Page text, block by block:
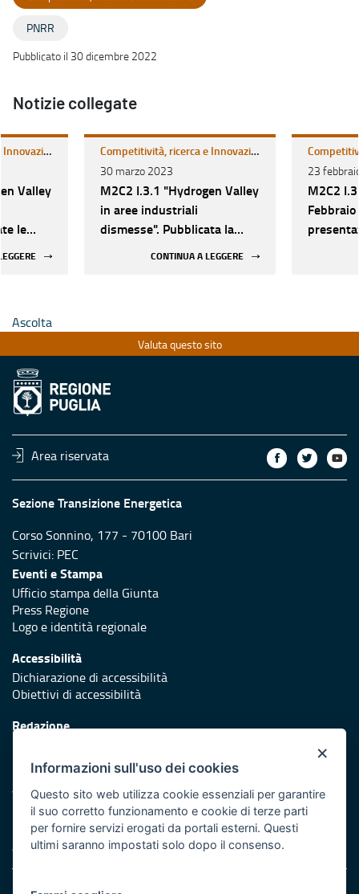
PNRR
Pubblicato il 30 dicembre 2022
Notizie collegate
Competitività, ricerca e Innovazione
Valley
le
Competitività, ricerca e Innovazione
30 marzo 2023
M2C2 I.3.1 "Hydrogen Valley
in aree industriali
dismesse". Pubblicata la
CONTINUA A LEGGERE
23
M2C2
Ascolta
Valuta questo sito
Area riservata
Sezione Transizione Energetica
Corso Sonnino, 177 - 70100 Bari
Scrivici: PEC
Eventi e Stampa
Ufficio stampa della Giunta
Press Regione
Logo e identità regionale
Accessibilità
Dichiarazione di accessibilità
Obiettivi di accessibilità
Redazione
Protezione civile
Vai al sito di Protezione Civile Puglia
Iniziativa finanziata con risorse del POR Puglia 2014/2020 -
Asse XI
Note legali
×
Informazioni sull'uso dei cookies
Questo sito web utilizza cookie essenziali per garantire
il suo corretto funzionamento e cookie di terze parti
per fornire servizi erogati da portali esterni. Questi
ultimi saranno impostati solo dopo il consenso.